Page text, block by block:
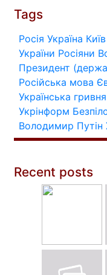
Tags
Росія Україна Київ
України Росіяни
Президент
Російська мова
Українська гривня
Укрінформ
Володимир Путін
Recent posts